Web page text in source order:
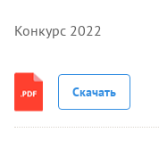
Конкурс 2022
Скачать